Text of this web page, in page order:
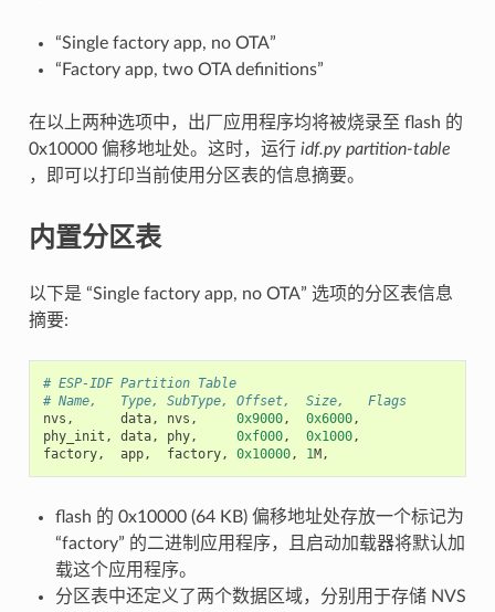
“Single factory app, no OTA”
“Factory app, two OTA definitions”
在以上两种选项中，出厂应用程序均将被烧录至 flash 的
0x10000 偏移地址处。这时，运行 idf.py partition-table
，即可以打印当前使用分区表的信息摘要。
内置分区表
以下是 “Single factory app, no OTA” 选项的分区表信息
摘要:
# ESP-IDF Partition Table
# Name,   Type, SubType, Offset,  Size,   Flags
nvs , data, nvs , 0x9000, 0x6000,
phy_init , data, phy, 0xf000, 0x1000,
factory, app, factory, 0x10000, 1M,
flash 的 0x10000 (64 KB) 偏移地址处存放一个标记为
“factory” 的二进制应用程序，且启动加载器将默认加
载这个应用程序。
分区表中还定义了两个数据区域，分别用于存储 NVS